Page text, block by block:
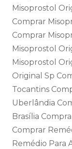
Misoprostol
Comprar
Comprar
Misoprostol
Misoprostol
Original Sp
Tocantins
Uberlândia
Brasília
Comprar
Remédio Para